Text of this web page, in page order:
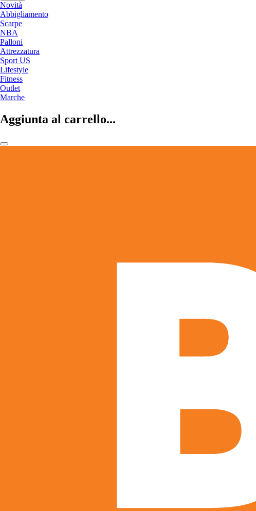
Novità
Abbigliamento
Scarpe
NBA
Palloni
Attrezzatura
Sport US
Lifestyle
Fitness
Outlet
Marche
Aggiunta al carrello...